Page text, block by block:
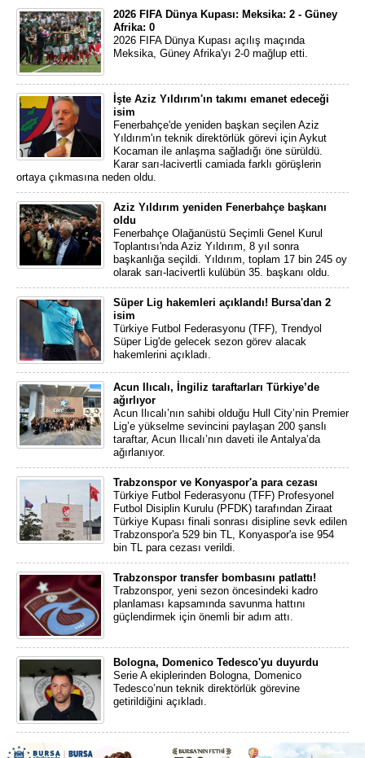
2026 FIFA Dünya Kupası: Meksika: 2 - Güney
Afrika: 0
2026 FIFA Dünya Kupası açılış maçında
Meksika, Güney Afrika'yı 2-0 mağlup etti.
İşte Aziz Yıldırım'ın takımı emanet edeceği
isim
Fenerbahçe'de yeniden başkan seçilen Aziz
Yıldırım'ın teknik direktörlük görevi için Aykut
Kocaman ile anlaşma sağladığı öne sürüldü.
Karar sarı-lacivertli camiada farklı görüşlerin
ortaya çıkmasına neden oldu.
Aziz Yıldırım yeniden Fenerbahçe başkanı
oldu
Fenerbahçe Olağanüstü Seçimli Genel Kurul
Toplantısı'nda Aziz Yıldırım, 8 yıl sonra
başkanlığa seçildi. Yıldırım, toplam 17 bin 245 oy
olarak sarı-lacivertli kulübün 35. başkanı oldu.
Süper Lig hakemleri açıklandı! Bursa'dan 2
isim
Türkiye Futbol Federasyonu (TFF), Trendyol
Süper Lig'de gelecek sezon görev alacak
hakemlerini açıkladı.
Acun Ilıcalı, İngiliz taraftarları Türkiye’de
ağırlıyor
Acun Ilıcalı’nın sahibi olduğu Hull City’nin Premier
Lig’e yükselme sevincini paylaşan 200 şanslı
taraftar, Acun Ilıcalı’nın daveti ile Antalya’da
ağırlanıyor.
Trabzonspor ve Konyaspor'a para cezası
Türkiye Futbol Federasyonu (TFF) Profesyonel
Futbol Disiplin Kurulu (PFDK) tarafından Ziraat
Türkiye Kupası finali sonrası disipline sevk edilen
Trabzonspor'a 529 bin TL, Konyaspor'a ise 954
bin TL para cezası verildi.
Trabzonspor transfer bombasını patlattı!
Trabzonspor, yeni sezon öncesindeki kadro
planlaması kapsamında savunma hattını
güçlendirmek için önemli bir adım attı.
Bologna, Domenico Tedesco'yu duyurdu
Serie A ekiplerinden Bologna, Domenico
Tedesco’nun teknik direktörlük görevine
getirildiğini açıkladı.